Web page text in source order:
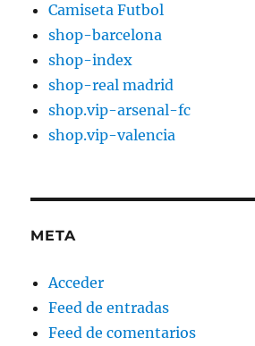
Camiseta Futbol
shop-barcelona
shop-index
shop-real madrid
shop.vip-arsenal-fc
shop.vip-valencia
META
Acceder
Feed de entradas
Feed de comentarios